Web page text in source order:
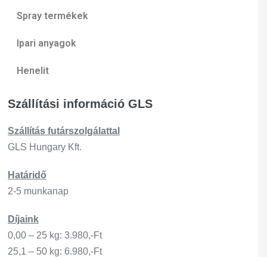
Spray termékek
Ipari anyagok
Henelit
Szállítási információ GLS
Szállítás futárszo lgálattal
GLS Hungary Kft.
Határidő
2-5 munkanap
Díjaink
0,00 – 25 kg: 3.980,-Ft
25,1 – 50 kg: 6.980,-Ft